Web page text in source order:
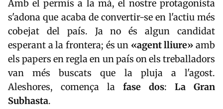
Amb el permís a la mà, el nostre protagonista
s'adona que acaba de convertir-se en l'actiu més
cobejat del país. Ja no és algun candidat
esperant a la frontera; és un «agent lliure» amb
els papers en regla en un país on els treballadors
van més buscats que la pluja a l'agost.
Aleshores, comença la fase dos: La Gran
Subhasta.